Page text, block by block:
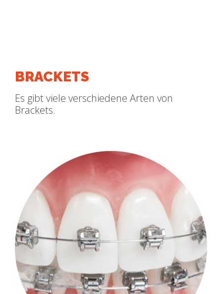
BRACKETS
Es gibt viele verschiedene Arten von
Brackets.